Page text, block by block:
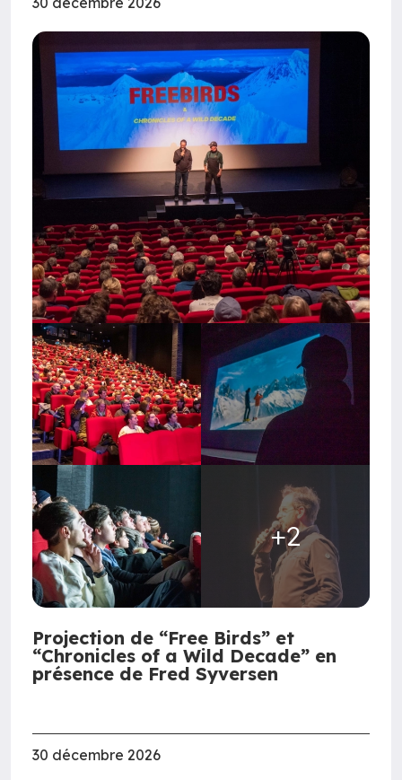
+2
Projection de “Free Birds” et
“Chronicles of a Wild Decade” en
présence de Fred Syversen
30 décembre 2026